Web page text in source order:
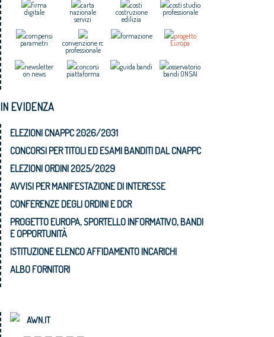
firma
digitale
carta
nazionale
servizi
costi
costruzione
edilizia
costi studio
professionale
compensi
parametri
convenzione rc
professionale
formazione
progetto
Europa
newsletter
on news
concorsi
piattaforma
guida bandi
osservatorio
bandi ONSAI
IN EVIDENZA
ELEZIONI CNAPPC 2026/2031
CONCORSI PER TITOLI ED ESAMI BANDITI DAL CNAPPC
ELEZIONI ORDINI 2025/2029
AVVISI PER MANIFESTAZIONE DI INTERESSE
CONFERENZE DEGLI ORDINI E DCR
PROGETTO EUROPA, SPORTELLO INFORMATIVO, BANDI
E OPPORTUNITÀ
ISTITUZIONE ELENCO AFFIDAMENTO INCARICHI
ALBO FORNITORI
AWN.IT